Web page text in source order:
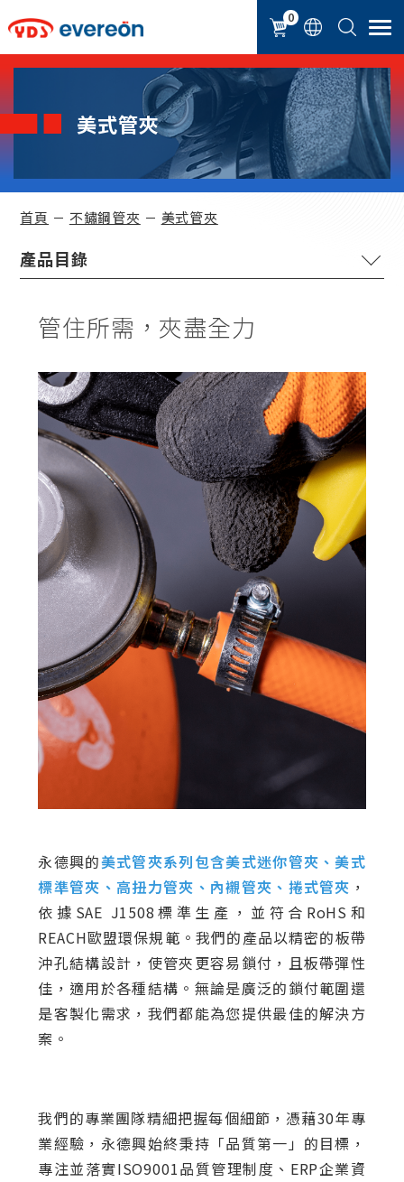
0
美式管夾
首頁 不鏽鋼管夾 美式管夾
美式管夾
耳式管夾
防塵套管夾
特殊客製品管夾
套組工具
管住所需，夾盡全力
永德興的美式管夾系列包含美式迷你管夾、美式
標準管夾、高扭力管夾、內襯管夾、捲式管夾 ，
依據SAE J1508標準生產，並符合RoHS和
REACH歐盟環保規範。我們的產品以精密的板帶
沖孔結構設計，使管夾更容易鎖付，且板帶彈性
佳，適用於各種結構。無論是廣泛的鎖付範圍還
是客製化需求，我們都能為您提供最佳的解決方
案。
我們的專業團隊精細把握每個細節，憑藉30年專
業經驗，永德興始終秉持「品質第一」的目標，
專注並落實ISO9001品質管理制度、ERP企業資